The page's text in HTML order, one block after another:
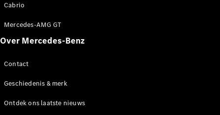
gebruikte
auto's
Configurator
Prijslijsten &
Boek een
Cabrio
Mercedes-AMG GT
Over Mercedes-Benz
Contact
Geschiedenis & merk
Ontdek ons laatste nieuws